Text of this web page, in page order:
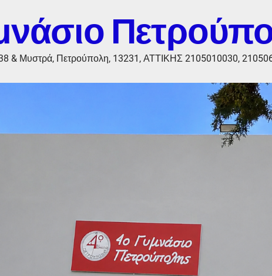
& Μυστρά, Πετρούπολη, 13231, ΑΤΤΙΚΗΣ 2105010030,